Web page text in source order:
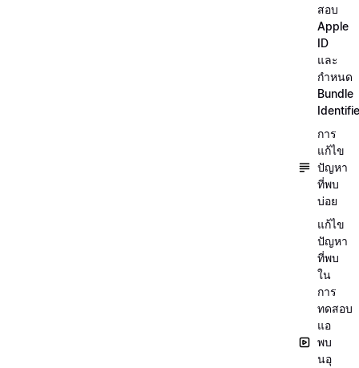
สอบ
Apple
ID
และ
กำหนด
Bundle
การ
แก้ไข
ปัญหา
ที่พบ
บ่อย
แก้ไข
ปัญหา
ที่พบ
ใน
การ
ทดสอบ
แอ
พบ
นอุ